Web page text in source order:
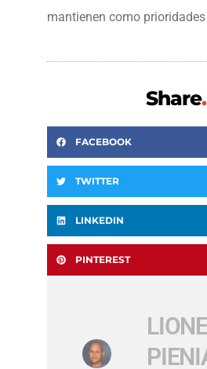
mantienen como
Share.
FACEBOOK
TWITTER
LINKEDIN
PINTEREST